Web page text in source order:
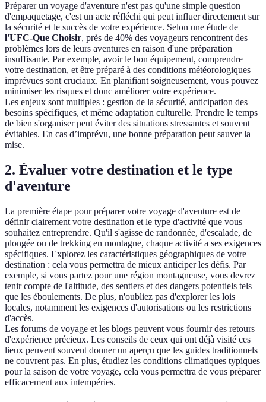
Préparer un voyage d'aventure n'est pas qu'une simple question
d'empaquetage, c'est un acte réfléchi qui peut influer directement sur
la sécurité et le succès de votre expérience. Selon une étude de
l'UFC-Que Choisir, près de 40% des voyageurs rencontrent des
problèmes lors de leurs aventures en raison d'une préparation
insuffisante. Par exemple, avoir le bon équipement, comprendre
votre destination, et être préparé à des conditions météorologiques
imprévues sont cruciaux. En planifiant soigneusement, vous pouvez
minimiser les risques et donc améliorer votre expérience.
Les enjeux sont multiples : gestion de la sécurité, anticipation des
besoins spécifiques, et même adaptation culturelle. Prendre le temps
de bien s'organiser peut éviter des situations stressantes et souvent
évitables. En cas d’imprévu, une bonne préparation peut sauver la
mise.
2. Évaluer votre destination et le type
d'aventure
La première étape pour préparer votre voyage d'aventure est de
définir clairement votre destination et le type d'activité que vous
souhaitez entreprendre. Qu'il s'agisse de randonnée, d'escalade, de
plongée ou de trekking en montagne, chaque activité a ses exigences
spécifiques. Explorez les caractéristiques géographiques de votre
destination : cela vous permettra de mieux anticiper les défis. Par
exemple, si vous partez pour une région montagneuse, vous devrez
tenir compte de l'altitude, des sentiers et des dangers potentiels tels
que les éboulements. De plus, n'oubliez pas d'explorer les lois
locales, notamment les exigences d'autorisations ou les restrictions
d'accès.
Les forums de voyage et les blogs peuvent vous fournir des retours
d'expérience précieux. Les conseils de ceux qui ont déjà visité ces
lieux peuvent souvent donner un aperçu que les guides traditionnels
ne couvrent pas. En plus, étudiez les conditions climatiques typiques
pour la saison de votre voyage, cela vous permettra de vous préparer
efficacement aux intempéries.